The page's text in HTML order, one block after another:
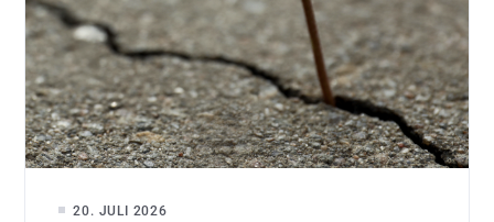
20. JULI 2026